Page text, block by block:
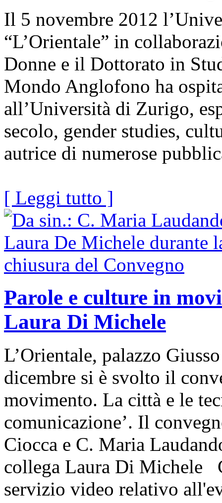
Il 5 novembre 2012
“L’Orientale” in
Donne e il Dottorato in
Mondo Anglofono ha
all’Università di Zurigo,
secolo, gender studies,
autrice di numerose
[ Leggi tutto ]
Parole e culture in
Laura Di Michele
L’Orientale, palazzo
dicembre si è svolto il
movimento. La città e le
comunicazione’. Il
Ciocca e C. Maria
collega Laura Di Michele
servizio video relativo